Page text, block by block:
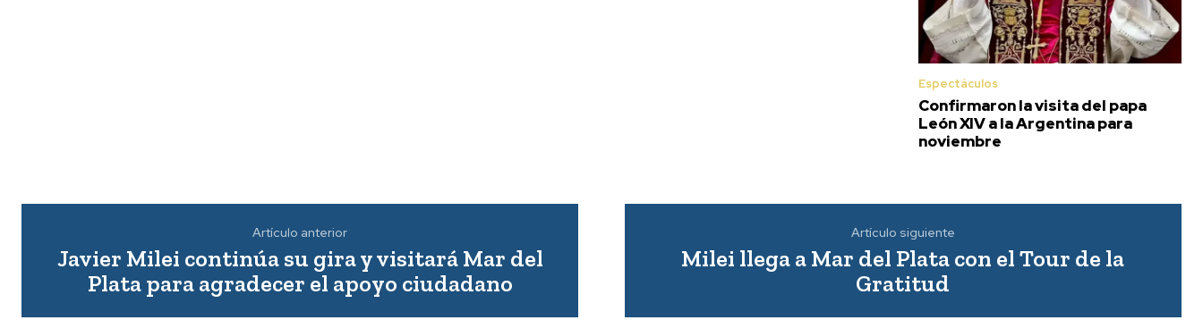
Espectáculos
Confirmaron la visita del papa
León XIV a la Argentina para
noviembre
Artículo anterior
Javier Milei continúa su gira y visitará Mar del
Plata para agradecer el apoyo ciudadano
Artículo siguiente
Milei llega a Mar del Plata con el Tour de la
Gratitud